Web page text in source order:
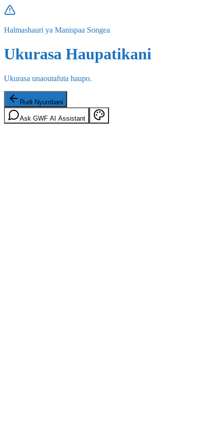
Halmashauri ya Manispaa Songea
Ukurasa Haupatikani
Ukurasa unaoutafuta haupo.
Rudi Nyumbani
Ask GWF AI Assistant